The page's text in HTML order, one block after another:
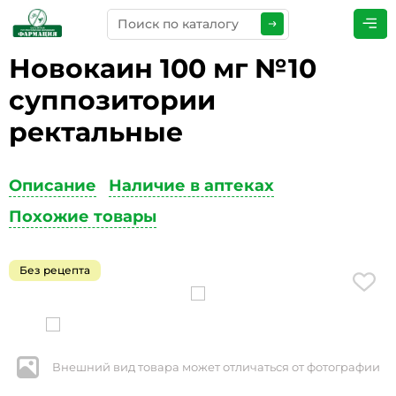
Новокаин 100 мг №10
суппозитории
ректальные
Описание
Наличие в аптеках
Похожие товары
Без рецепта
Внешний вид товара может отличаться от фотографии
ПРЕДСТАВЬТЕСЬ *